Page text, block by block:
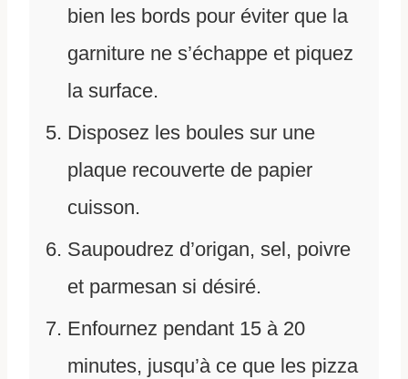
bien les bords pour éviter que la
garniture ne s’échappe et piquez
la surface.
Disposez les boules sur une
plaque recouverte de papier
cuisson.
Saupoudrez d’origan, sel, poivre
et parmesan si désiré.
Enfournez pendant 15 à 20
minutes, jusqu’à ce que les pizza